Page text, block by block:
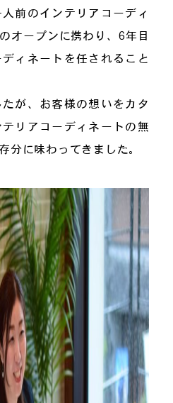
前のインテリアコーディ
オープンに携わり、6年目
ィネートを任されること
が、お客様の想いをカタ
リアコーディネートの無
分に味わってきました。